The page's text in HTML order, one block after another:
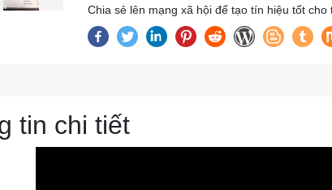
Chia sẻ lên mạng xã hội để tạo tín hiệu tốt cho
tin chi tiết